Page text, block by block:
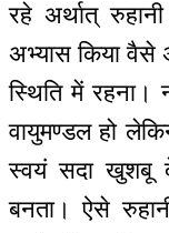
रहे अर्थात्
अभ्यास किया वैसे
स्थिति में
वायुमण्डल हो
स्वयं सदा खुशबू
बनता। ऐसे